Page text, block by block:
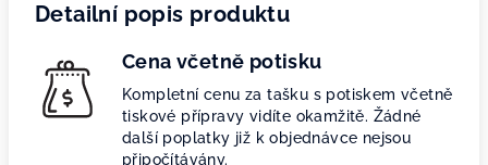
Detailní popis produktu
Cena včetně potisku
Kompletní cenu za tašku s potiskem včetně
tiskové přípravy vidíte okamžitě. Žádné
další poplatky již k objednávce nejsou
připočítávány.